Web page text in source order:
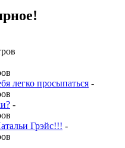
легко просыпаться -
-
Грэйс!!! -